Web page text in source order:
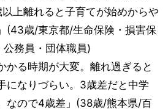
上離れると子育てが始めからや
(43歳/東京都/生命保険・損害保
務員・団体職員)
かる時期が大変。離れ過ぎると
になりづらい。3歳差だと中学
なので4歳差」(38歳/熊本県/百